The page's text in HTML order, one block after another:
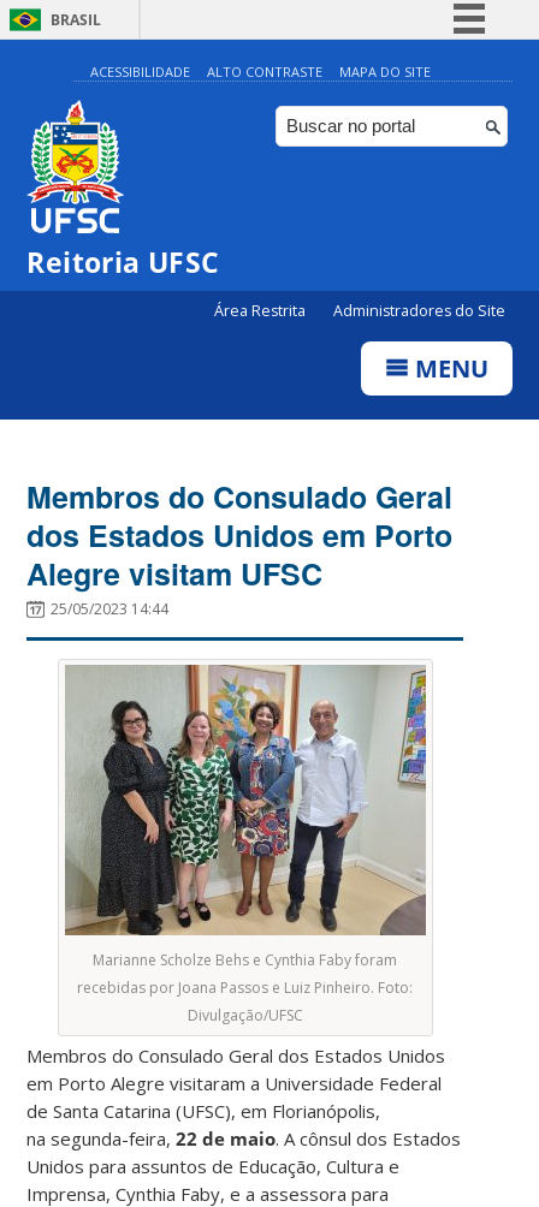
BRASIL
Simplifique!
Comunica BR
Participe
ACESSIBILIDADE ALTO CONTRASTE MAPA DO SITE
Reitoria UFSC
Área Restrita Administradores do Site
MENU
Membros do Consulado Geral
dos Estados Unidos em Porto
Alegre visitam UFSC
25/05/2023 14:44
Marianne Scholze Behs e Cynthia Faby foram
recebidas por Joana Passos e Luiz Pinheiro. Foto:
Divulgação/UFSC
Membros do Consulado Geral dos Estados Unidos
em Porto Alegre visitaram a Universidade Federal
de Santa Catarina (UFSC), em Florianópolis,
na segunda-feira,22 de maio. A cônsul dos Estados
Unidos para assuntos de Educação, Cultura e
Imprensa, Cynthia Faby, e a assessora para